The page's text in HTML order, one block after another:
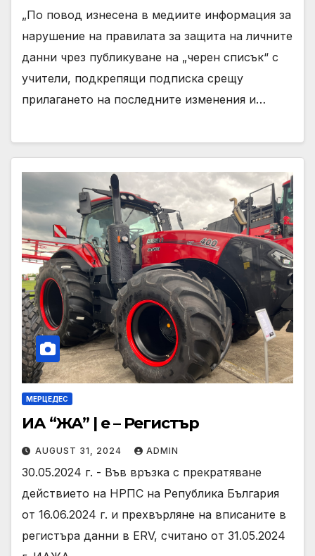
„По повод изнесена в медиите информация за
нарушение на правилата за защита на личните
данни чрез публикуване на „черен списък“ с
учители, подкрепящи подписка срещу
прилагането на последните изменения и…
МЕРЦЕДЕС
ИА “ЖА” | е – Регистър
AUGUST 31, 2024 ADMIN
30.05.2024 г. - Във връзка с прекратяване
действието на НРПС на Република България
от 16.06.2024 г. и прехвърляне на вписаните в
регистъра данни в ERV, считано от 31.05.2024